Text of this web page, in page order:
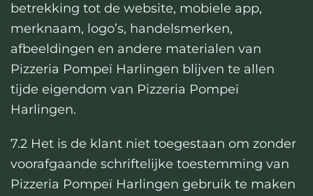
betrekking tot de website, mobiele app,
merknaam, logo’s, handelsmerken,
afbeeldingen en andere materialen van
Pizzeria Pompeï Harlingen blijven te allen
tijde eigendom van Pizzeria Pompeï
Harlingen.
7.2 Het is de klant niet toegestaan om zonder
voorafgaande schriftelijke toestemming van
Pizzeria Pompeï Harlingen gebruik te maken